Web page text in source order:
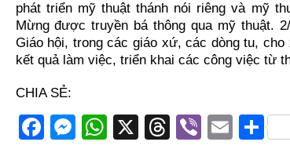
phát triển mỹ thuật thánh nói riêng và mỹ
Mừng được truyền bá thông qua mỹ thuật.
Giáo hội, trong các giáo xứ, các dòng tu,
kết quả làm việc, triển khai các công việc từ
CHIA SẺ:
F
M
W
X
T
Vi
E S